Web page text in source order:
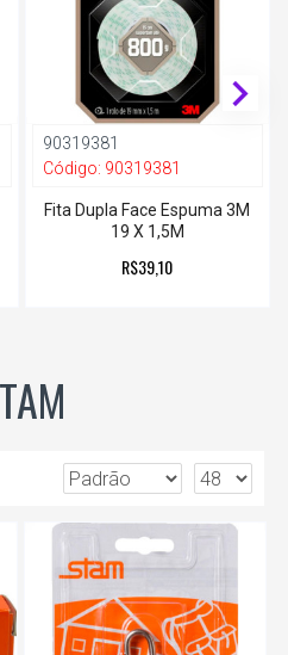
90319381
Código: 90319381
Fita Dupla Face Espuma 3M
19 X 1,5M
R$39,10